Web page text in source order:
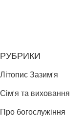
РУБРИКИ
Літопис Зазим'я
Сім'я та виховання
Про богослужіння